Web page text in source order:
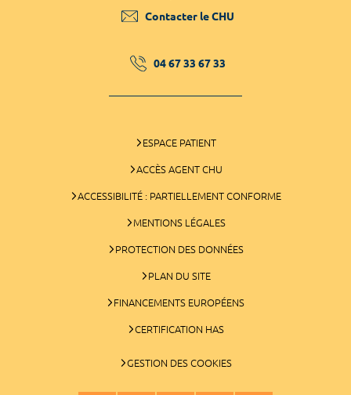
Contacter le CHU
04 67 33 67 33
ESPACE PATIENT
ACCÈS AGENT CHU
ACCESSIBILITÉ : PARTIELLEMENT CONFORME
MENTIONS LÉGALES
PROTECTION DES DONNÉES
PLAN DU SITE
FINANCEMENTS EUROPÉENS
CERTIFICATION HAS
GESTION DES COOKIES